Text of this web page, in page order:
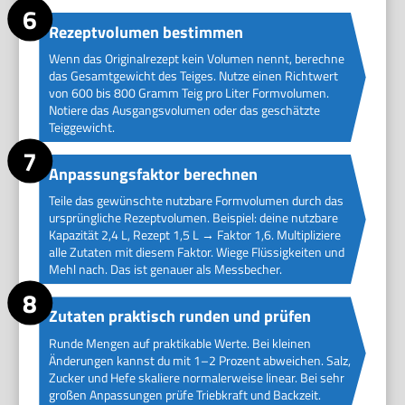
Rezeptvolumen bestimmen
Wenn das Originalrezept kein Volumen nennt, berechne
das Gesamtgewicht des Teiges. Nutze einen Richtwert
von 600 bis 800 Gramm Teig pro Liter Formvolumen.
Notiere das Ausgangsvolumen oder das geschätzte
Teiggewicht.
Anpassungsfaktor berechnen
Teile das gewünschte nutzbare Formvolumen durch das
ursprüngliche Rezeptvolumen. Beispiel: deine nutzbare
Kapazität 2,4 L, Rezept 1,5 L → Faktor 1,6. Multipliziere
alle Zutaten mit diesem Faktor. Wiege Flüssigkeiten und
Mehl nach. Das ist genauer als Messbecher.
Zutaten praktisch runden und prüfen
Runde Mengen auf praktikable Werte. Bei kleinen
Änderungen kannst du mit 1–2 Prozent abweichen. Salz,
Zucker und Hefe skaliere normalerweise linear. Bei sehr
großen Anpassungen prüfe Triebkraft und Backzeit.